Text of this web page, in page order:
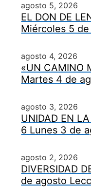
agosto 5, 2026
EL DON DE
Miércoles 5
agosto 4, 2026
«UN CAMINO
Martes 4 de
agosto 3, 2026
UNIDAD EN
6 Lunes 3 de
agosto 2, 2026
DIVERSIDAD
de agosto